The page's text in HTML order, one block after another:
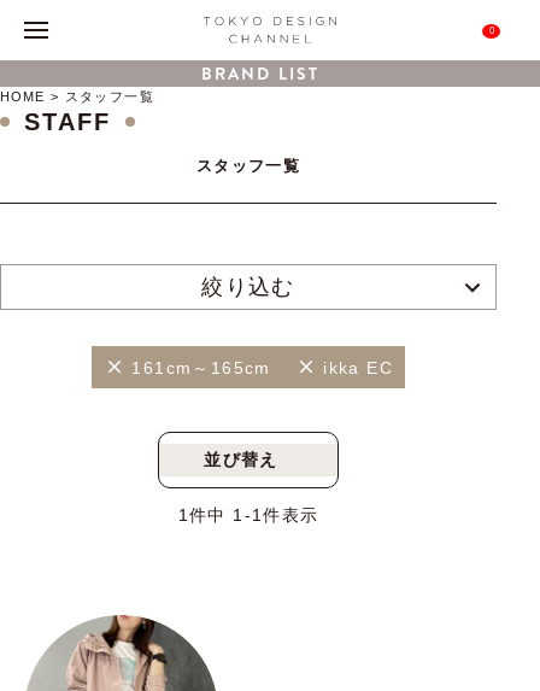
0
BRAND LIST
HOME スタッフ一覧
STAFF
スタッフ一覧
絞り込む
161cm～165cm ikka EC
並び替え
新着順 人気順
1 件中 1 -1件表示